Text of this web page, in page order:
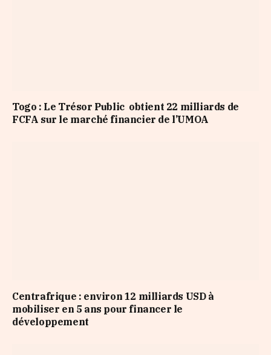
Togo : Le Trésor Public obtient 22 milliards de
FCFA sur le marché financier de l’UMOA
Centrafrique : environ 12 milliards USD à
mobiliser en 5 ans pour financer le
développement